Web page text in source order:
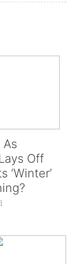
As
Off
‘Winter’